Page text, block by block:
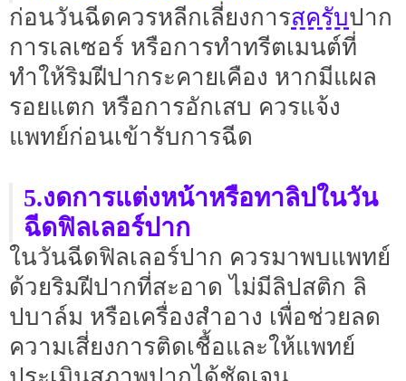
ก่อนวันฉีดควรหลีกเลี่ยงการสครับปาก
การเลเซอร์ หรือการทำทรีตเมนต์ที่
ทำให้ริมฝีปากระคายเคือง หากมีแผล
รอยแตก หรือการอักเสบ ควรแจ้ง
แพทย์ก่อนเข้ารับการฉีด
5.งดการแต่งหน้าหรือทาลิปในวัน
ฉีดฟิลเลอร์ปาก
ในวันฉีดฟิลเลอร์ปาก ควรมาพบแพทย์
ด้วยริมฝีปากที่สะอาด ไม่มีลิปสติก ลิ
ปบาล์ม หรือเครื่องสำอาง เพื่อช่วยลด
ความเสี่ยงการติดเชื้อและให้แพทย์